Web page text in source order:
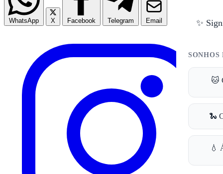
✨
SONHOS
🐱
🐍
💧
WhatsApp X Facebook Telegram Email